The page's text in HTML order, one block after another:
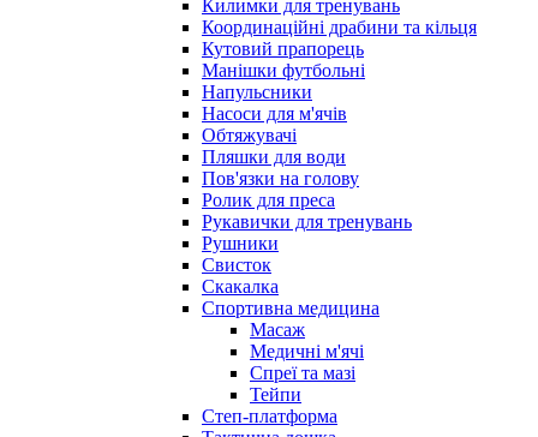
Килимки для тренувань
Координаційні драбини та кільця
Кутовий прапорець
Манішки футбольні
Напульсники
Насоси для м'ячів
Обтяжувачі
Пляшки для води
Пов'язки на голову
Ролик для преса
Рукавички для тренувань
Рушники
Свисток
Скакалка
Спортивна медицина
Масаж
Медичні м'ячі
Спреї та мазі
Тейпи
Степ-платформа